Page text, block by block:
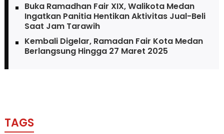
Buka Ramadhan Fair XIX, Walikota Medan
Ingatkan Panitia Hentikan Aktivitas Jual-Beli
Saat Jam Tarawih
Kembali Digelar, Ramadan Fair Kota Medan
Berlangsung Hingga 27 Maret 2025
TAGS